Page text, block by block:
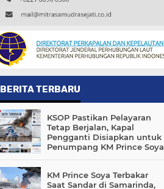
BERITA TERBARU
KSOP Pastikan Pelayaran
Tetap Berjalan, Kapal
Pengganti Disiapkan untuk
Penumpang KM Prince Soya
KM Prince Soya Terbakar
Saat Sandar di Samarinda,